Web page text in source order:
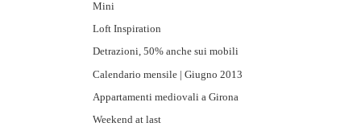
Mini
Loft Inspiration
Detrazioni, 50% anche sui mobili
Calendario mensile | Giugno 2013
Appartamenti mediovali a Girona
Weekend at last